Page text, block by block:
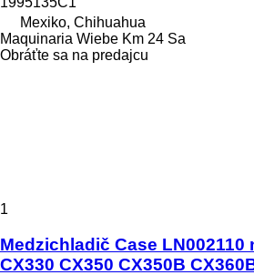
Mexiko, Chihuahua
Maquinaria Wiebe Km 24 Sa
Obráťte sa na predajcu
1
Medzichladič Case LN002110
CX330 CX350 CX350B